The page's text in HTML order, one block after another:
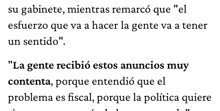
su gabinete, mientras remarcó que "el
esfuerzo que va a hacer la gente va a tener
un sentido".
"La gente recibió estos anuncios muy
contenta, porque entendió que el
problema es fiscal, porque la política quiere